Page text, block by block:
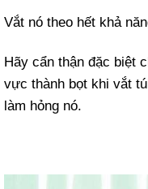
Vắt nó theo hết khả
Hãy cẩn thận đặc biệt
vực thành bọt khi vắt
làm hỏng nó.